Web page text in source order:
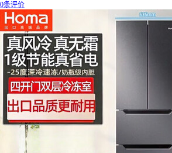
0条评价